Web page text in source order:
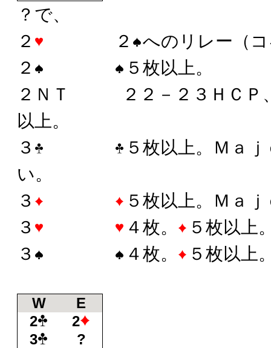
？で、
２
２
へのリレー（
２
５枚以上。
２ＮＴ ２２－２３ＨＣＰ、
以上。
３
５枚以上。Ｍａ
い。
３
５枚以上。Ｍａ
３
４枚。
５枚以上
３
４枚。 ５枚以上
W
E
2
2
3
?